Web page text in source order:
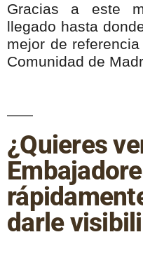
Gracias a este
llegado hasta
mejor de
Comunidad de
¿Quieres
darle